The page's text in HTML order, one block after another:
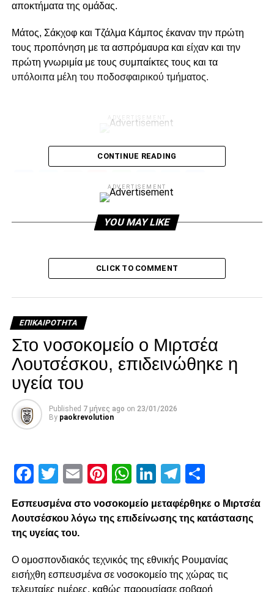
αποκτήματα της ομάδας.
Μάτος, Σάκχοφ και Τζάλμα Κάμπος έκαναν την πρώτη
τους προπόνηση με τα ασπρόμαυρα και είχαν και την
πρώτη γνωριμία με τους συμπαίκτες τους και τα
υπόλοιπα μέλη του ποδοσφαιρικού τμήματος.
ADVERTISEMENT
Facebook
Twitter
Email
Pinterest
WhatsApp
LinkedIn
Τα πρώτα χιλιόμετρα
paokrevolution
CONTINUE READING
ADVERTISEMENT
YOU MAY LIKE
CLICK TO COMMENT
ΕΠΙΚΑΙΡΌΤΗΤΑ
Στο νοσοκομείο ο Μιρτσέα
Λουτσέσκου, επιδεινώθηκε η
υγεία του
Published 7 μήνες ago on 23/01/2026
By paokrevolution
Facebook
Twitter
EmailPinterest
WhatsApp
LinkedIn
Telegram
Εσπευσμένα στο νοσοκομείο μεταφέρθηκε ο Μιρτσέα
Λουτσέσκου λόγω της επιδείνωσης της κατάστασης
της υγείας του.
Ο ομοσπονδιακός τεχνικός της εθνικής Ρουμανίας
εισήχθη εσπευσμένα σε νοσοκομείο της χώρας τις
τελευταίες ημέρες, καθώς παρουσίασε σοβαρή